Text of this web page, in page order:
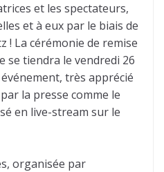
et les spectateurs,
et à eux par le biais de
! La cérémonie de remise
se tiendra le vendredi 26
très apprécié
la presse comme le
en live-stream sur le
organisée par